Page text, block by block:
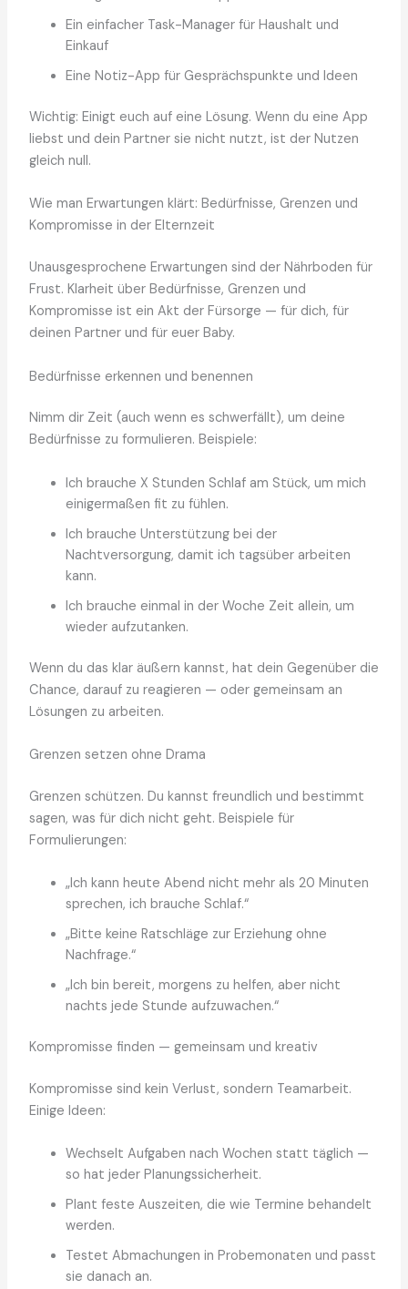
Ein einfacher Task-Manager für Haushalt und
Einkauf
Eine Notiz-App für Gesprächspunkte und Ideen
Wichtig: Einigt euch auf eine Lösung. Wenn du eine App
liebst und dein Partner sie nicht nutzt, ist der Nutzen
gleich null.
Wie man Erwartungen klärt: Bedürfnisse, Grenzen und
Kompromisse in der Elternzeit
Unausgesprochene Erwartungen sind der Nährboden für
Frust. Klarheit über Bedürfnisse, Grenzen und
Kompromisse ist ein Akt der Fürsorge — für dich, für
deinen Partner und für euer Baby.
Bedürfnisse erkennen und benennen
Nimm dir Zeit (auch wenn es schwerfällt), um deine
Bedürfnisse zu formulieren. Beispiele:
Ich brauche X Stunden Schlaf am Stück, um mich
einigermaßen fit zu fühlen.
Ich brauche Unterstützung bei der
Nachtversorgung, damit ich tagsüber arbeiten
kann.
Ich brauche einmal in der Woche Zeit allein, um
wieder aufzutanken.
Wenn du das klar äußern kannst, hat dein Gegenüber die
Chance, darauf zu reagieren — oder gemeinsam an
Lösungen zu arbeiten.
Grenzen setzen ohne Drama
Grenzen schützen. Du kannst freundlich und bestimmt
sagen, was für dich nicht geht. Beispiele für
Formulierungen:
„Ich kann heute Abend nicht mehr als 20 Minuten
sprechen, ich brauche Schlaf.“
„Bitte keine Ratschläge zur Erziehung ohne
Nachfrage.“
„Ich bin bereit, morgens zu helfen, aber nicht
nachts jede Stunde aufzuwachen.“
Kompromisse finden — gemeinsam und kreativ
Kompromisse sind kein Verlust, sondern Teamarbeit.
Einige Ideen:
Wechselt Aufgaben nach Wochen statt täglich —
so hat jeder Planungssicherheit.
Plant feste Auszeiten, die wie Termine behandelt
werden.
Testet Abmachungen in Probemonaten und passt
sie danach an.